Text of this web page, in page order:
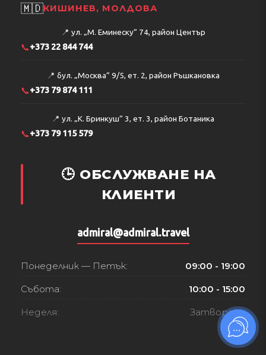
🇲🇩КИШИНЕВ, МОЛДОВА
📍 ул. „М. Еминеску“ 74, район Център
📞+373 22 844 744
📍 бул. „Москва“ 9/5, ет. 2, район Ръшкановка
📞+373 79 874 111
📍 ул. „К. Бринкуш“ 3, ет. 3, район Ботаника
📞+373 79 115 579
🕒 ОБСЛУЖВАНЕ НА
КЛИЕНТИ
admiral@admiral.travel
Понеделник — Петък: 09:00 - 19:00
Събота: 10:00 - 15:00
Неделя: Затворено